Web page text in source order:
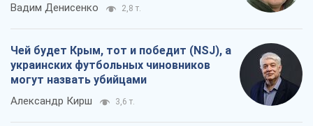
Вадим Денисенко 2,8 т.
Чей будет Крым, тот и победит (NSJ), а
украинских футбольных чиновников
могут назвать убийцами
Александр Кирш 3,6 т.